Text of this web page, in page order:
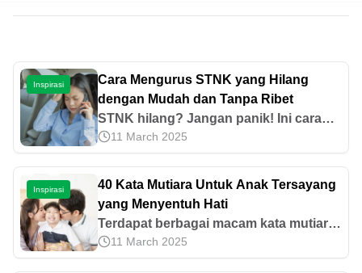
Inspirasi
Cara Mengurus STNK yang Hilang
dengan Mudah dan Tanpa Ribet
STNK hilang? Jangan panik! Ini cara
mengurus STNK yang hilang dengan
mudah, mulai dari syarat, prosedur,
hingga kisaran biayanya.
11 March 2025
Inspirasi
40 Kata Mutiara Untuk Anak Tersayang
yang Menyentuh Hati
Terdapat berbagai macam kata mutiara
untuk anak tersayang laki-laki maupun
perempuan yang bisa diucapkan.
11 March 2025